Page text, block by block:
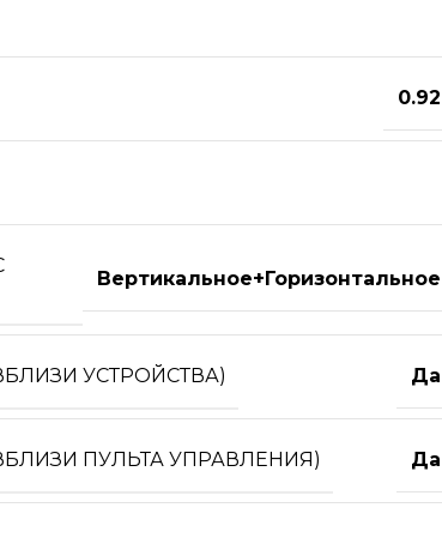
0.92
Вертикальное+Горизонтальное
УСТРОЙСТВА) Да
ПУЛЬТА УПРАВЛЕНИЯ) Да